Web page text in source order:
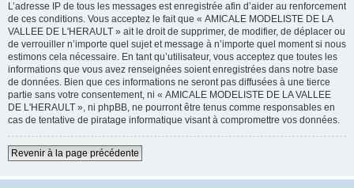
L’adresse IP de tous les messages est enregistrée afin d’aider au renforcement
de ces conditions. Vous acceptez le fait que « AMICALE MODELISTE DE LA
VALLEE DE L'HERAULT » ait le droit de supprimer, de modifier, de déplacer ou
de verrouiller n’importe quel sujet et message à n’importe quel moment si nous
estimons cela nécessaire. En tant qu’utilisateur, vous acceptez que toutes les
informations que vous avez renseignées soient enregistrées dans notre base
de données. Bien que ces informations ne seront pas diffusées à une tierce
partie sans votre consentement, ni « AMICALE MODELISTE DE LA VALLEE
DE L'HERAULT », ni phpBB, ne pourront être tenus comme responsables en
cas de tentative de piratage informatique visant à compromettre vos données.
Revenir à la page précédente